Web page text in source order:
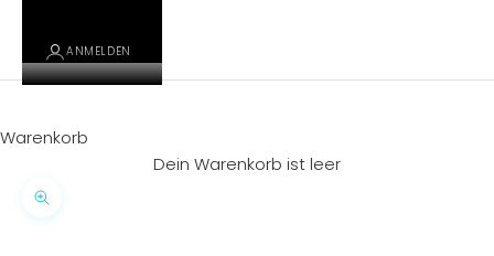
ANMELDEN
Warenkorb
Dein Warenkorb ist leer
Bild vergrößern